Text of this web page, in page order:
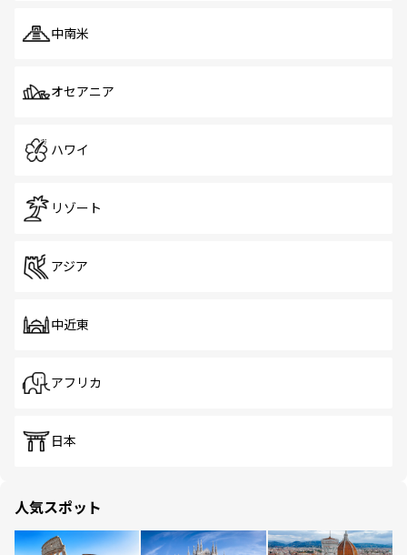
中南米
オセアニア
ハワイ
リゾート
アジア
中近東
アフリカ
日本
人気スポット